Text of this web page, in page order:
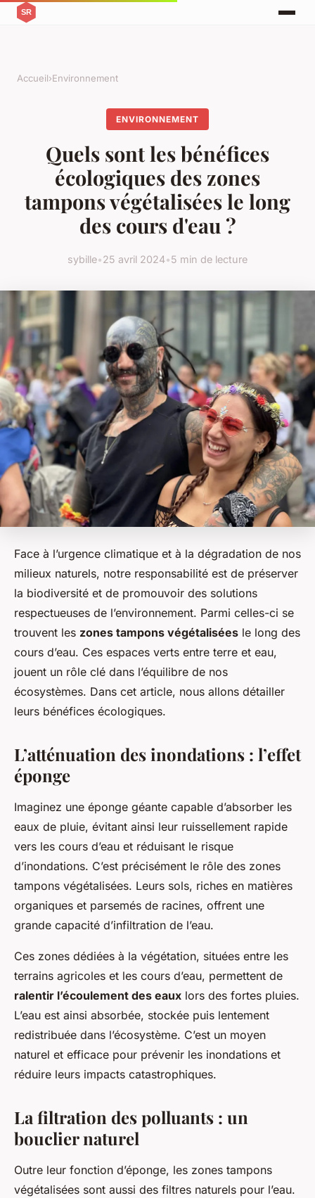
Accueil›Environnement
ENVIRONNEMENT
Quels sont les bénéfices
écologiques des zones
tampons végétalisées le long
des cours d'eau ?
sybille•25 avril 2024•5 min de lecture
Face à l’urgence climatique et à la dégradation de nos
milieux naturels, notre responsabilité est de préserver
la biodiversité et de promouvoir des solutions
respectueuses de l’environnement. Parmi celles-ci se
trouvent les zones tampons végétalisées le long des
cours d’eau. Ces espaces verts entre terre et eau,
jouent un rôle clé dans l’équilibre de nos
écosystèmes. Dans cet article, nous allons détailler
leurs bénéfices écologiques.
L’atténuation des inondations : l’effet
éponge
Imaginez une éponge géante capable d’absorber les
eaux de pluie, évitant ainsi leur ruissellement rapide
vers les cours d’eau et réduisant le risque
d’inondations. C’est précisément le rôle des zones
tampons végétalisées. Leurs sols, riches en matières
organiques et parsemés de racines, offrent une
grande capacité d’infiltration de l’eau.
Ces zones dédiées à la végétation, situées entre les
terrains agricoles et les cours d’eau, permettent de
ralentir l’écoulement des eaux lors des fortes pluies.
L’eau est ainsi absorbée, stockée puis lentement
redistribuée dans l’écosystème. C’est un moyen
naturel et efficace pour prévenir les inondations et
réduire leurs impacts catastrophiques.
La filtration des polluants : un
bouclier naturel
Outre leur fonction d’éponge, les zones tampons
végétalisées sont aussi des filtres naturels pour l’eau.